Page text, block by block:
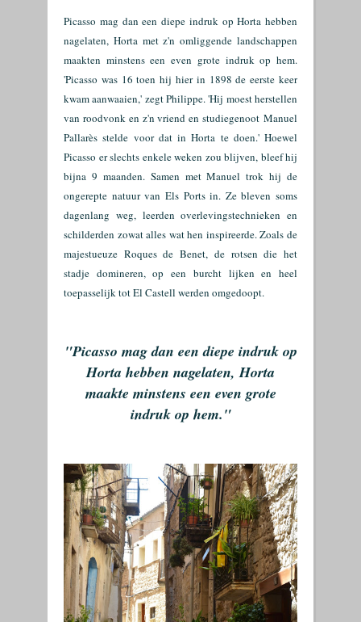
Picasso mag dan een diepe indruk op Horta hebben
nagelaten, Horta met z'n omliggende landschappen
maakten minstens een even grote indruk op hem.
'Picasso was 16 toen hij hier in 1898 de eerste keer
kwam aanwaaien,' zegt Philippe. 'Hij moest herstellen
van roodvonk en z'n vriend en studiegenootManuel
Pallarès stelde voor dat in Horta te doen.' Hoewel
Picasso er slechts enkele weken zou blijven, bleef hij
bijna 9 maanden. Samen met Manuel trok hij de
ongerepte natuur van Els Ports in. Ze bleven soms
dagenlang weg, leerden overlevingstechnieken en
schilderden zowat alles wat hen inspireerde. Zoals de
majestueuze Roques de Benet, de rotsen die het
stadje domineren, op een burcht lijken en heel
toepasselijk tot El Castell werden omgedoopt.
"Picasso mag dan een diepe indruk op
Horta hebben nagelaten, Horta
maakte minstens een even grote
indruk op hem."